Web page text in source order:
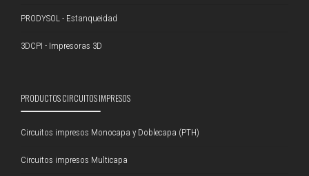
PRODYSOL - Estanqueidad
3DCPI - Impresoras 3D
PRODUCTOS CIRCUITOS IMPRESOS
Circuitos impresos Monocapa y Doblecapa (PTH)
Circuitos impresos Multicapa